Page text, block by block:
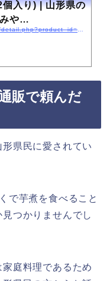
入り) | 山形県の
や…
http://www.yamagatabussan.com/products/detail.php?product_id=203
販で頼んだ
県民に愛されてい
で芋煮を食べること
つかりませんでし
庭料理であるため